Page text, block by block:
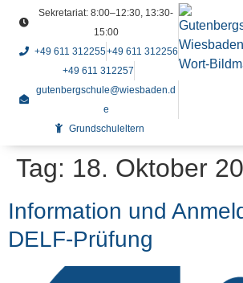
Sekretariat: 8:00–12:30, 13:30-
15:00
+49 611 312255+49 611 312256
+49 611 312257
gutenbergschule@wiesbaden.d
e
Grundschuleltern
Tag: 18. Oktober
Information und
DELF-Prüfung